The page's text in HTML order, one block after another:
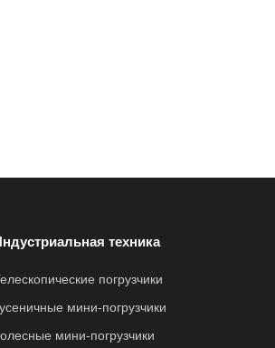
техника
погрузчики
мини-погрузчики
мини-погрузчики